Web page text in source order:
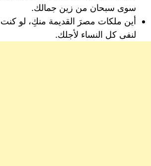
سوى سبحان من زين جمالك.
أين ملكات مصرَ القديمة منكِ، لو
لنفى كل النساء لأجلك.